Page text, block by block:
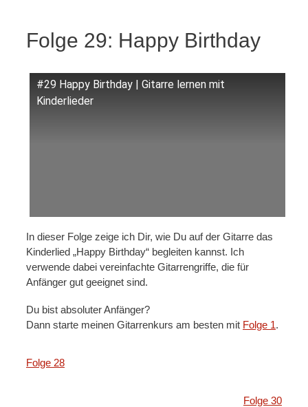
Folge 29: Happy Birthday
#29 Happy Birthday | Gitarre lernen mit
Kinderlieder
In dieser Folge zeige ich Dir, wie Du auf der Gitarre das
Kinderlied „Happy Birthday“ begleiten kannst. Ich
verwende dabei vereinfachte Gitarrengriffe, die für
Anfänger gut geeignet sind.
Du bist absoluter Anfänger?
Dann starte meinen Gitarrenkurs am besten mit Folge 1.
Folge 28
Folge 30